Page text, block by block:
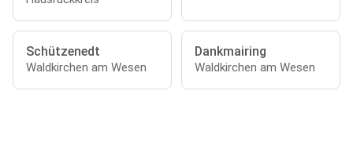
Schützenedt
Waldkirchen am Wesen
Dankmairing
Waldkirchen am Wesen